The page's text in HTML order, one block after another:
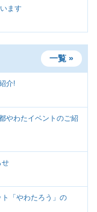
一覧 »
介!
やわたイベントのご紹
せ
ト「やわたろう」の
ます